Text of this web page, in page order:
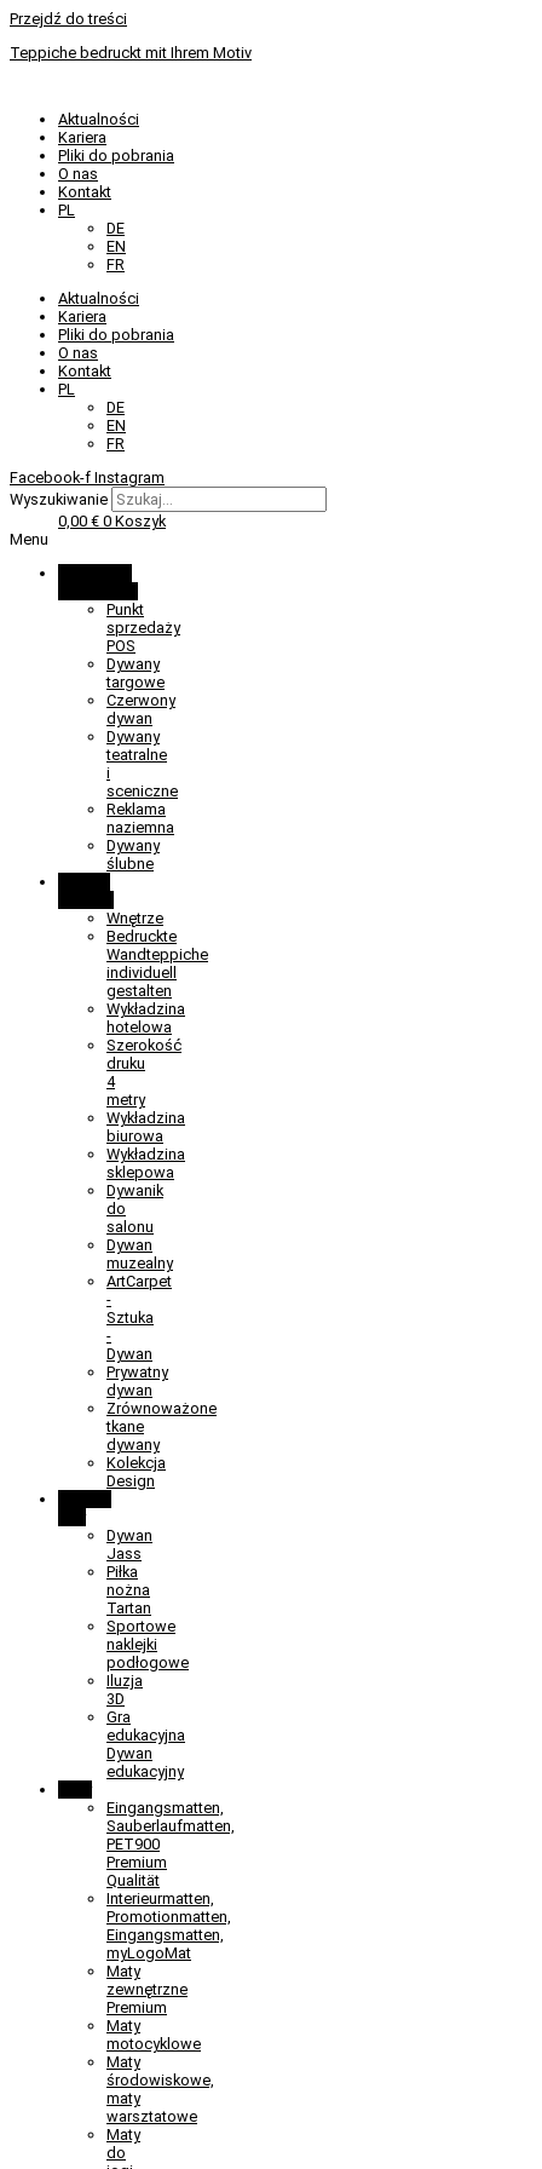
Przejdź do treści
Teppiche bedruckt mit Ihrem Motiv
Aktualności
Kariera
Pliki do pobrania
O nas
Kontakt
PL
DE
EN
FR
Aktualności
Kariera
Pliki do pobrania
O nas
Kontakt
PL
DE
EN
FR
Facebook-f Instagram
Wyszukiwanie
0,00 € 0 Koszyk
Menu
Punkt
sprzedaży
POS
Dywany
targowe
Czerwony
dywan
Dywany
teatralne
i
sceniczne
Reklama
naziemna
Dywany
ślubne
Wnętrze
Bedruckte
Wandteppiche
individuell
gestalten
Wykładzina
hotelowa
Szerokość
druku
4
metry
Wykładzina
biurowa
Wykładzina
sklepowa
Dywanik
do
salonu
Dywan
muzealny
ArtCarpet
-
Sztuka
-
Dywan
Prywatny
dywan
Zrównoważone
tkane
dywany
Kolekcja
Design
Dywan
Jass
Piłka
nożna
Tartan
Sportowe
naklejki
podłogowe
Iluzja
3D
Gra
edukacyjna
Dywan
edukacyjny
Eingangsmatten,
Sauberlaufmatten,
PET900
Premium
Qualität
Interieurmatten,
Promotionmatten,
Eingangsmatten,
myLogoMat
Maty
zewnętrzne
Premium
Maty
motocyklowe
Maty
środowiskowe,
maty
warsztatowe
Maty
do